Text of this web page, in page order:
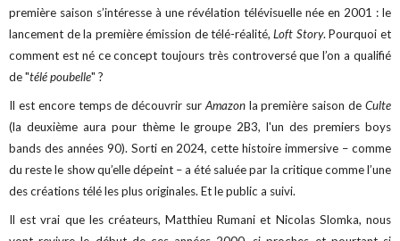
première saison s’intéresse à une révélation télévisuelle née en 2001 : le
lancement de la première émission de télé-réalité, Loft Story. Pourquoi et
comment est né ce concept toujours très controversé que l’on a qualifié
de "télé poubelle" ?
Il est encore temps de découvrir sur Amazon la première saison de Culte
(la deuxième aura pour thème le groupe 2B3, l'un des premiers boys
bands des années 90). Sorti en 2024, cette histoire immersive – comme
du reste le show qu’elle dépeint – a été saluée par la critique comme l’une
des créations télé les plus originales. Et le public a suivi.
Il est vrai que les créateurs, Matthieu Rumani et Nicolas Slomka, nous